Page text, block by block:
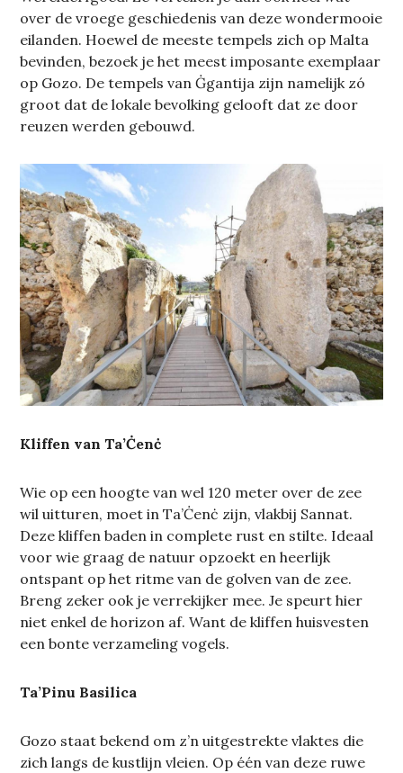
over de vroege geschiedenis van deze wondermooie
eilanden. Hoewel de meeste tempels zich op Malta
bevinden, bezoek je het meest imposante exemplaar
op Gozo. De tempels van Ġgantija zijn namelijk zó
groot dat de lokale bevolking gelooft dat ze door
reuzen werden gebouwd.
Kliffen van Ta’Ċenċ
Wie op een hoogte van wel 120 meter over de zee
wil uitturen, moet in Ta’Ċenċ zijn, vlakbij Sannat.
Deze kliffen baden in complete rust en stilte. Ideaal
voor wie graag de natuur opzoekt en heerlijk
ontspant op het ritme van de golven van de zee.
Breng zeker ook je verrekijker mee. Je speurt hier
niet enkel de horizon af. Want de kliffen huisvesten
een bonte verzameling vogels.
Ta’Pinu Basilica
Gozo staat bekend om z’n uitgestrekte vlaktes die
zich langs de kustlijn vleien. Op één van deze ruwe